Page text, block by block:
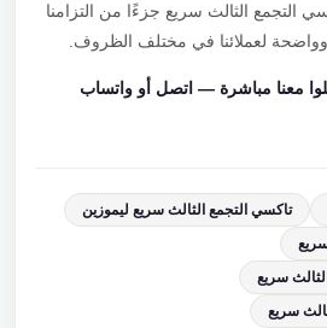
التجمع الثالث سريع جزءًا من التزامنا
لعملائنا في مختلف الظروف.
معنا مباشرة — اتصل أو واتساب
تاكسي التجمع الثالث سريع ليموزين
سريع
سريع